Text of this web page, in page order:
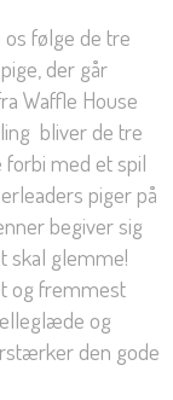
os følge de tre
der går
Waffle House 
 bliver de tre
med et spil
piger på
begiver sig
skal glemme!
og fremmest
og
den gode